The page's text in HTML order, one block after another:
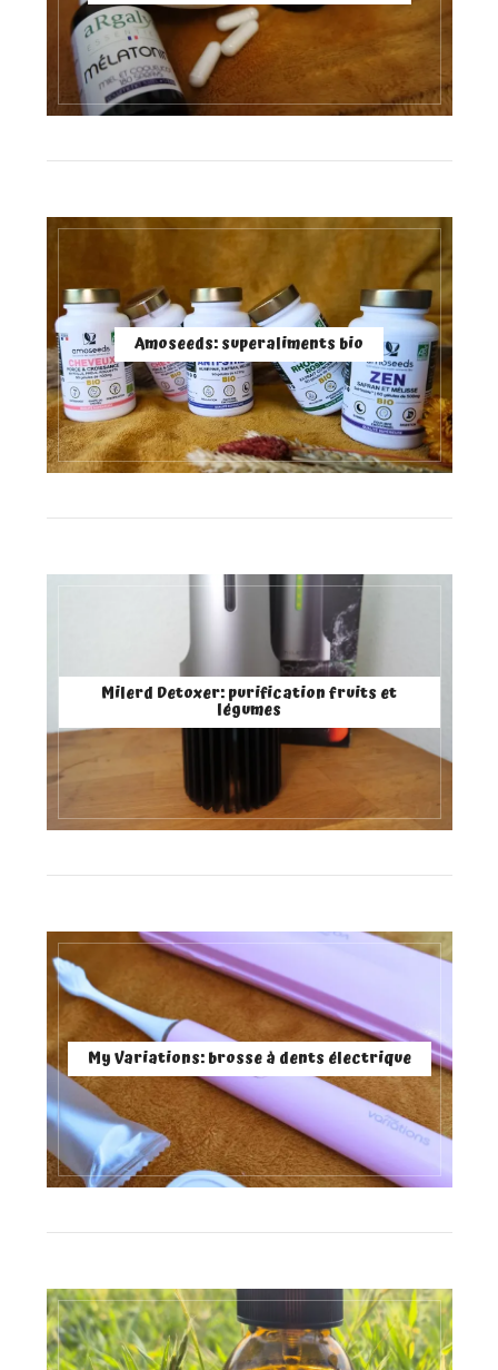
Amoseeds: superaliments bio
Milerd Detoxer: purification fruits et
légumes
My Variations: brosse à dents électrique